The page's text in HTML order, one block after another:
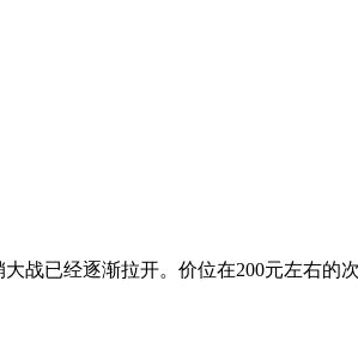
战已经逐渐拉开。价位在200元左右的